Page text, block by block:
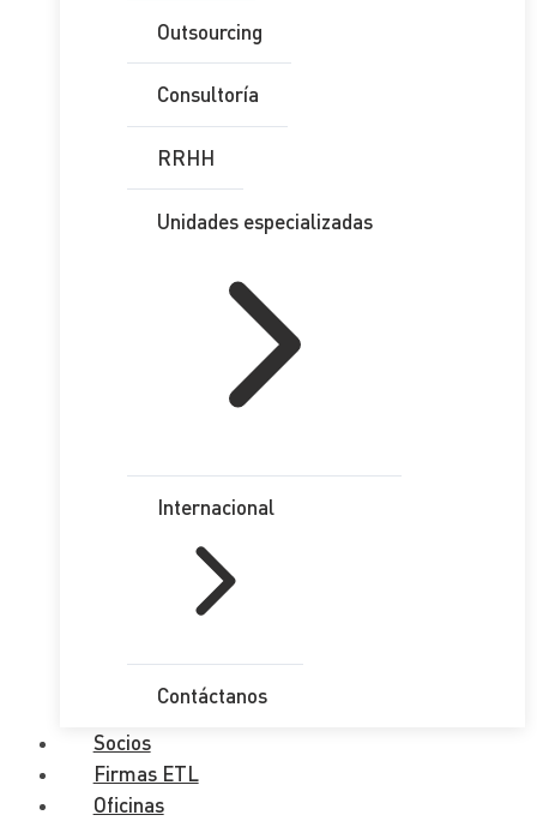
Outsourcing
Consultoría
RRHH
Unidades especializadas
Internacional
Contáctanos
Socios
Firmas ETL
Oficinas